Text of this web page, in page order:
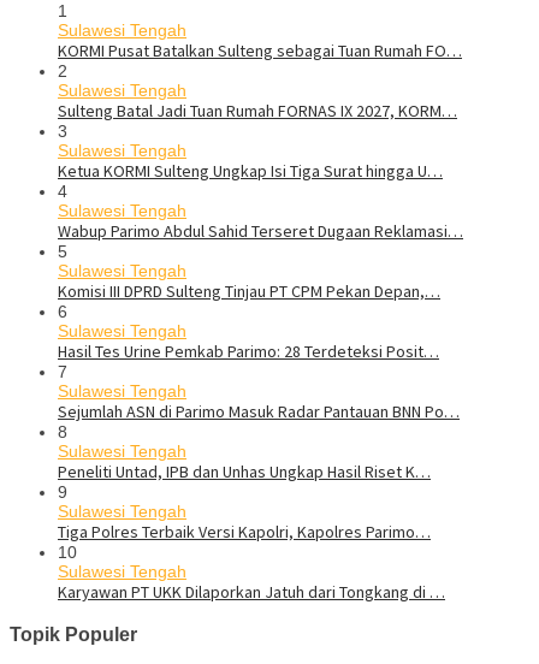
1
Sulawesi Tengah
KORMI Pusat Batalkan Sulteng sebagai Tuan Rumah FO…
2
Sulawesi Tengah
Sulteng Batal Jadi Tuan Rumah FORNAS IX 2027, KORM…
3
Sulawesi Tengah
Ketua KORMI Sulteng Ungkap Isi Tiga Surat hingga U…
4
Sulawesi Tengah
Wabup Parimo Abdul Sahid Terseret Dugaan Reklamasi…
5
Sulawesi Tengah
Komisi III DPRD Sulteng Tinjau PT CPM Pekan Depan,…
6
Sulawesi Tengah
Hasil Tes Urine Pemkab Parimo: 28 Terdeteksi Posit…
7
Sulawesi Tengah
Sejumlah ASN di Parimo Masuk Radar Pantauan BNN Po…
8
Sulawesi Tengah
Peneliti Untad, IPB dan Unhas Ungkap Hasil Riset K…
9
Sulawesi Tengah
Tiga Polres Terbaik Versi Kapolri, Kapolres Parimo…
10
Sulawesi Tengah
Karyawan PT UKK Dilaporkan Jatuh dari Tongkang di …
Topik Populer